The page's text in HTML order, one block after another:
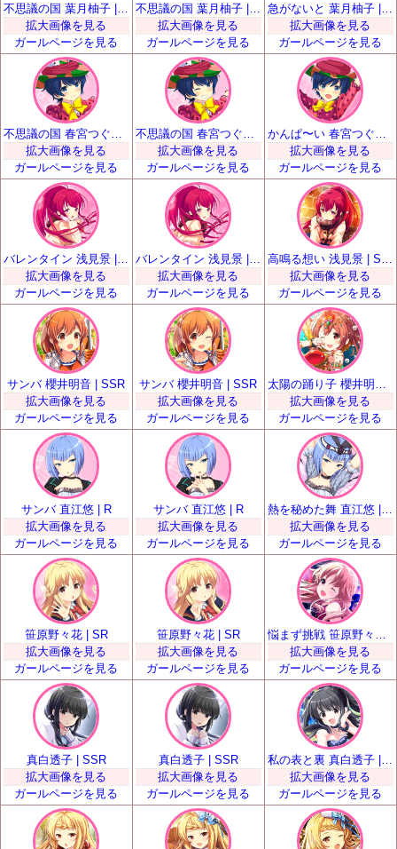
拡大画像を見る
ガールページを見る
拡大画像を見る
ガールページを見る
拡大画像を見る
ガールページを見る
拡大画像を見る
ガールページを見る
拡大画像を見る
ガールページを見る
拡大画像を見る
ガールページを見る
拡大画像を見る
ガールページを見る
拡大画像を見る
ガールページを見る
拡大画像を見る
ガールページを見る
サンバ 櫻井明音 | SSR
拡大画像を見る
ガールページを見る
サンバ 櫻井明音 | SSR
拡大画像を見る
ガールページを見る
拡大画像を見る
ガールページを見る
サンバ 直江悠 | R
拡大画像を見る
ガールページを見る
サンバ 直江悠 | R
拡大画像を見る
ガールページを見る
拡大画像を見る
ガールページを見る
笹原野々花 | SR
拡大画像を見る
ガールページを見る
笹原野々花 | SR
拡大画像を見る
ガールページを見る
拡大画像を見る
ガールページを見る
真白透子 | SSR
拡大画像を見る
ガールページを見る
真白透子 | SSR
拡大画像を見る
ガールページを見る
拡大画像を見る
ガールページを見る